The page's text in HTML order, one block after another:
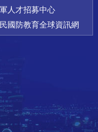
人才招募中心
國防教育全球資訊網